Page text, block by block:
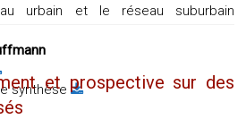
urbain et le réseau suburbain
synthèseet prospective sur des